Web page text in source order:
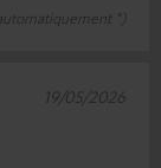
*)
19/05/2026